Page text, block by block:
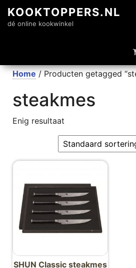
KOOKTOPPERS.NL
dé online kookwinkel
Home / Producten getagged
steakmes
Enig resultaat
SHUN Classic steakmes